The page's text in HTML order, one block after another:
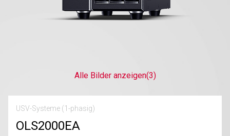
Alle Bilder anzeigen(3)
USV-Systeme (1-phasig)
OLS2000EA